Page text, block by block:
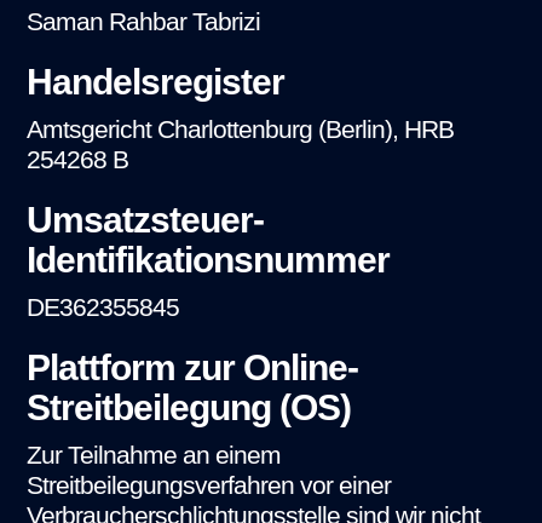
Saman Rahbar Tabrizi
Handelsregister
Amtsgericht Charlottenburg (Berlin), HRB
254268 B
Umsatzsteuer-
Identifikationsnummer
DE362355845
Plattform zur Online-
Streitbeilegung (OS)
Zur Teilnahme an einem
Streitbeilegungsverfahren vor einer
Verbraucherschlichtungsstelle sind wir nicht